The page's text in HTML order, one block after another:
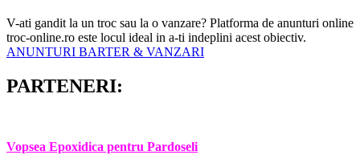
V-ati gandit la un troc sau la o vanzare? Platforma de anunturi online
troc-online.ro este locul ideal in a-ti indeplini acest obiectiv.
ANUNTURI BARTER & VANZARI
PARTENERI:
Vopsea Epoxidica pentru Pardoseli